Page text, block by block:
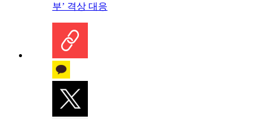
부’ 격상 대응